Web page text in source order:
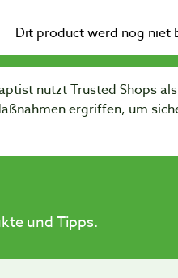
nutzt Trusted Shops
ergriffen, um
und Tipps.